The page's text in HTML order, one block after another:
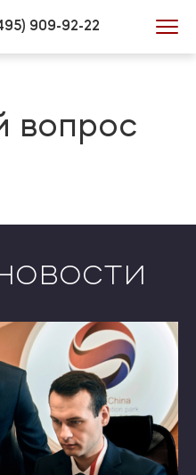
909-92-22
вопрос